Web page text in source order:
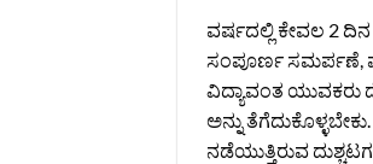
ವರ್ಷದಲ್ಲಿ ಕೇವಲ 2 ದಿನ
ಸಂಪೂರ್ಣ ಸಮರ್ಪಣೆ,
ವಿದ್ಯಾವಂತ ಯುವಕರು
ಅನ್ನು
ನಡೆಯುತ್ತಿರುವ